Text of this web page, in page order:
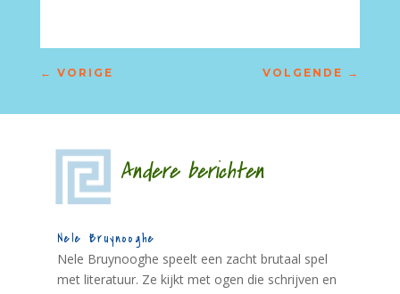
← VORIGE VOLGENDE →
Andere berichten
Nele Bruynooghe
Nele Bruynooghe speelt een zacht brutaal spel
met literatuur. Ze kijkt met ogen die schrijven en